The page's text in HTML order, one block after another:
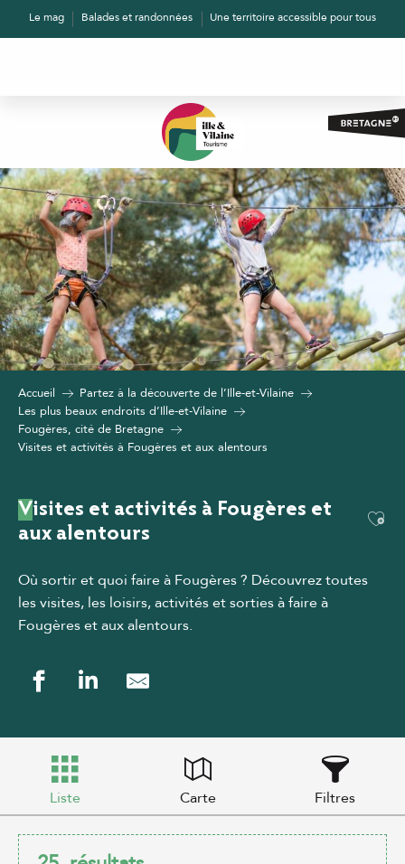
AllerLe mag Balades et randonnées Une territoire accessible pour tous
Accueil
Partez à la découverte de l’Ille-et-Vilaine
Les plus beaux endroits d’Ille-et-Vilaine
Fougères, cité de Bretagne
Visites et activités à Fougères et aux alentours
Visites et activités à Fougères et
aux alentours
Où sortir et quoi faire à Fougères ? Découvrez toutes
les visites, les loisirs, activités et sorties à faire à
Fougères et aux alentours.
Liste Carte Filtres